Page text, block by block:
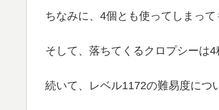
ちなみに、4個とも使ってしまって
そして、落ちてくるクロプシーは4
続いて、レベル1172の難易度につ